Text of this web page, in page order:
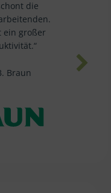
die
ein großer
Braun